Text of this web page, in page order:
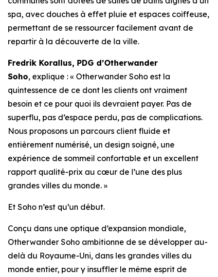
spa, avec douches à effet pluie et espaces coiffeuse,
permettant de se ressourcer facilement avant de
repartir à la découverte de la ville.
Fredrik Korallus, PDG d’Otherwander
Soho, explique : « Otherwander Soho est la
quintessence de ce dont les clients ont vraiment
besoin et ce pour quoi ils devraient payer. Pas de
superflu, pas d’espace perdu, pas de complications.
Nous proposons un parcours client fluide et
entièrement numérisé, un design soigné, une
expérience de sommeil confortable et un excellent
rapport qualité-prix au cœur de l’une des plus
grandes villes du monde. »
Et Soho n’est qu’un début.
Conçu dans une optique d’expansion mondiale,
Otherwander Soho ambitionne de se développer au-
delà du Royaume-Uni, dans les grandes villes du
monde entier, pour y insuffler le même esprit de